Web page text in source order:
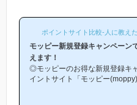
ポイントサイト比較-人に教え
モッピー新規登録キャンペーン
えます！
◎モッピーのお得な新規登録キ
イントサイト「モッピー